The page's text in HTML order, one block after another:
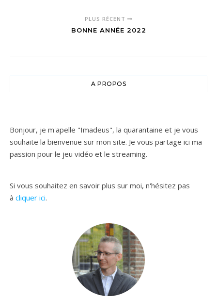
PLUS RÉCENT
BONNE ANNÉE 2022
A PROPOS
Bonjour, je m'apelle "Imadeus", la quarantaine et je vous
souhaite la bienvenue sur mon site. Je vous partage ici ma
passion pour le jeu vidéo et le streaming.
Si vous souhaitez en savoir plus sur moi, n'hésitez pas
à cliquer ici.